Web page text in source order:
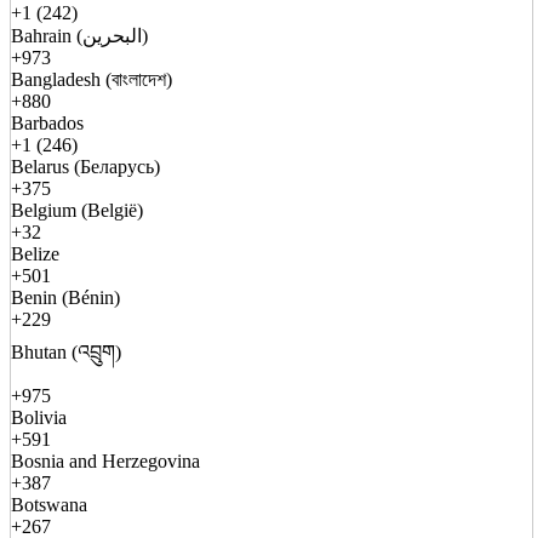
+1 (242)
Bahrain (البحرين)
+973
Bangladesh (বাংলাদেশ)
+880
Barbados
+1 (246)
Belarus (Беларусь)
+375
Belgium (België)
+32
Belize
+501
Benin (Bénin)
+229
Bhutan (འབྲུག)
+975
Bolivia
+591
Bosnia and Herzegovina
+387
Botswana
+267